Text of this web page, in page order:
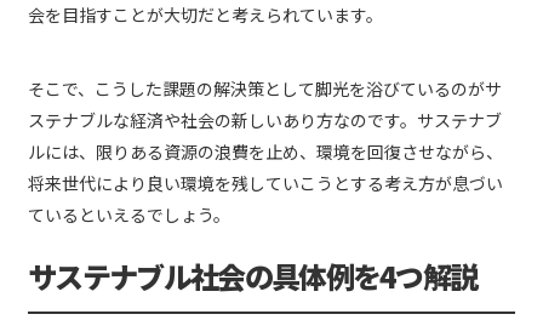
会を目指すことが大切だと考えられています。
そこで、こうした課題の解決策として脚光を浴びているのがサ
ステナブルな経済や社会の新しいあり方なのです。サステナブ
ルには、限りある資源の浪費を止め、環境を回復させながら、
将来世代により良い環境を残していこうとする考え方が息づい
ているといえるでしょう。
サステナブル社会の具体例を4つ解説